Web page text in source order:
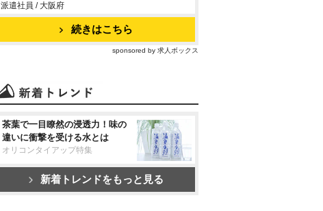
派遣社員 / 大阪府
続きはこちら
sponsored by 求人ボックス
茶葉で一目瞭然の浸透力！味の
違いに衝撃を受ける水とは
オリコンタイアップ特集
新着トレンドをもっと見る